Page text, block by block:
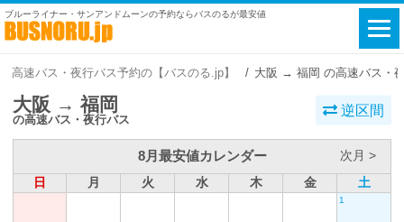
ブルーライナー・サンアンドムーンの予約ならバスのるが最安値
高速バス・夜行バス予約の【バスのる.jp】 大阪 → 福岡 の高速バス・
大阪 → 福岡
の高速バス・夜行バス
逆区間
8月最安値カレンダー
次月 >
日
月 火 水 木 金 土
1